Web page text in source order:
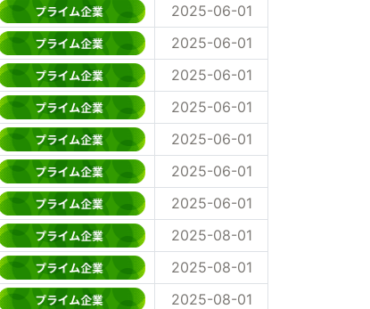
2025-06-01
2025-06-01
2025-06-01
2025-06-01
2025-06-01
2025-06-01
2025-06-01
2025-08-01
2025-08-01
2025-08-01